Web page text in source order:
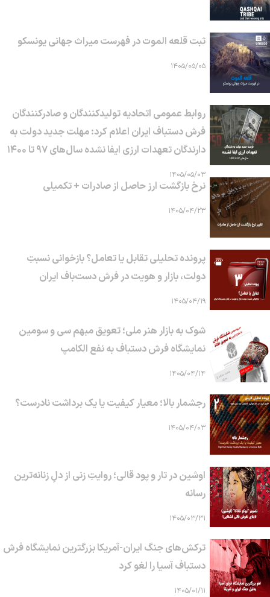
ثبت قلعه الموت در فهرست میراث جهانی یونسکو
۱۴۰۵/۰۵/۰۵
روابط عمومی اتحادیه تولیدکنندگان و صادرکنندگان
فرش دستباف ایران اعلام کرد: مهلت جدید دولت به
دارندگان تعهدات ارزی ایفا نشده سال‌های ۹۷ تا ۱۴۰۰
۱۴۰۵/۰۵/۰۳
نرخ بازگشت ارز حاصل از صادرات + تکمیلی
۱۴۰۵/۰۴/۲۳
پرونده تحلیلی تقابل یا تعامل؟ بازخوانی نسبتِ
دولت، بازار و هویت در فرش دست‌باف ایران
۱۴۰۵/۰۴/۱۹
شوک به بازار هنر ملی؛ تعویق مبهم سی و سومین
نمایشگاه فرش دستباف به نفع الکامپ
۱۴۰۵/۰۴/۱۴
رجشمار بالا؛ معیار کیفیت یا یک برداشت نادرست؟
۱۴۰۵/۰۴/۰۳
اوشین در تار و پود قالی؛ روایتِ زنی از دلِ زنانه‌ترین
رسانه
۱۴۰۵/۰۳/۳۱
ترکش‌های جنگ ایران-آمریکا بزرگترین نمایشگاه فرش
دستباف آسیا را لغو کرد
۱۴۰۵/۰۱/۱۱